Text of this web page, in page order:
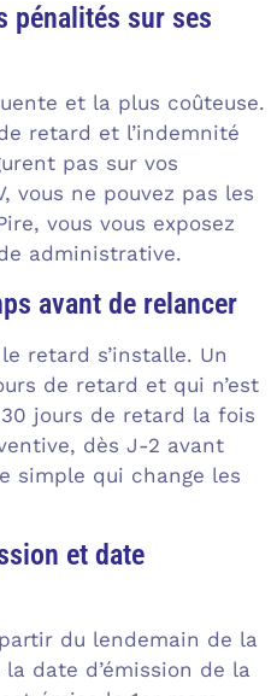
pénalités sur ses
et la plus coûteuse.
retard et l’indemnité
pas sur vos
vous ne pouvez pas les
vous vous exposez
administrative.
avant de relancer
retard s’installe. Un
de retard et qui n’est
jours de retard la fois
dès J-2 avant
simple qui change les
et date
du lendemain de la
la date d’émission de la